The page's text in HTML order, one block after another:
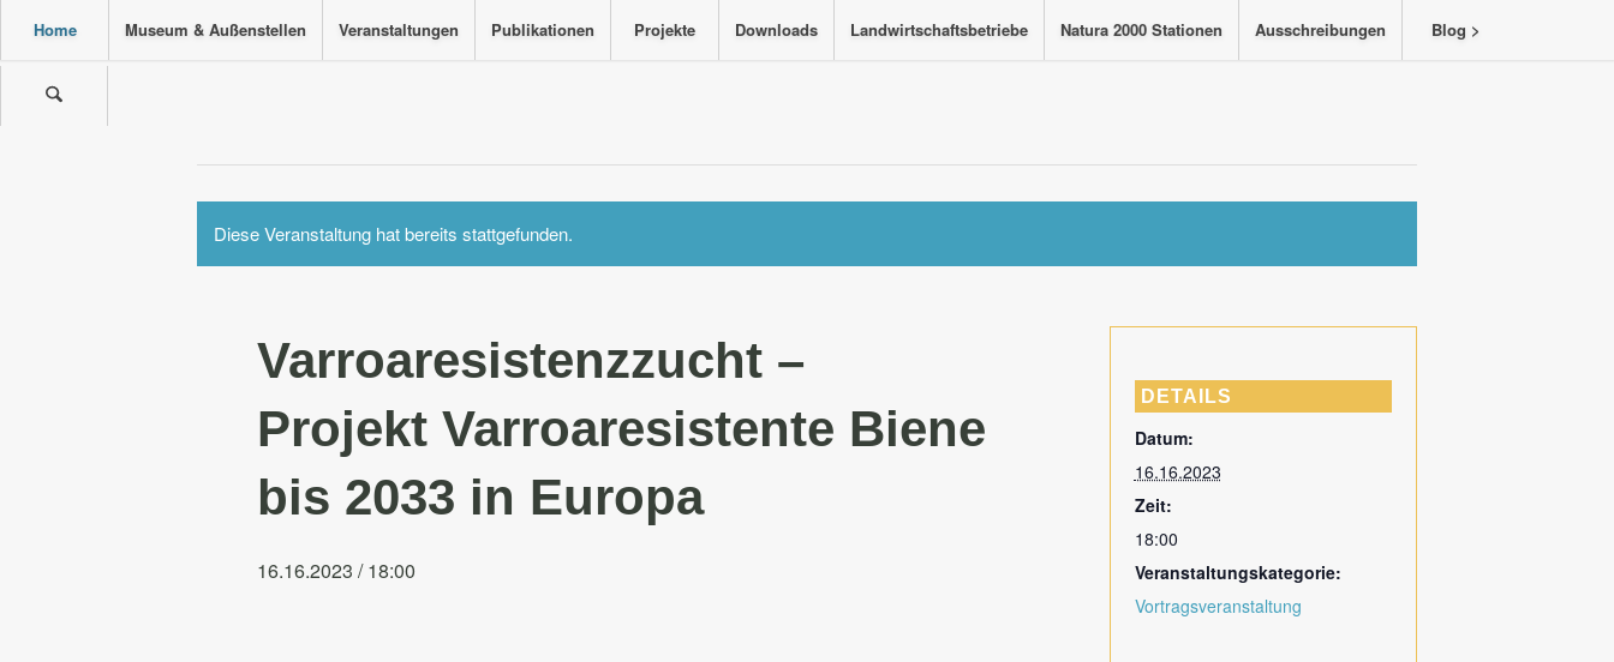
Home Museum & Außenstellen Veranstaltungen Publikationen Projekte Downloads Landwirtschaftsbetriebe Natura 2000 Stationen Ausschreibungen Blog >
Diese Veranstaltung hat bereits stattgefunden.
Varroaresistenzzucht –
Projekt Varroaresistente Biene
bis 2033 in Europa
16.16.2023 / 18:00
DETAILS
Datum:
16.16.2023
Zeit:
18:00
Veranstaltungskategorie:
Vortragsveranstaltung